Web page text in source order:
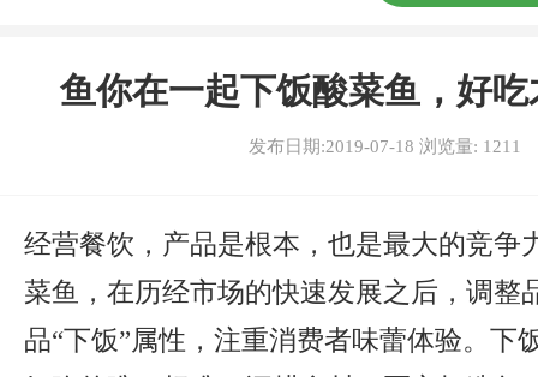
鱼你在一起下饭酸菜鱼，好
发布日期:2019-07-18 浏览量: 1211
经营餐饮，产品是根本，也是最大的竞争
菜鱼，在历经市场的快速发展之后，调整
品“下饭”属性，注重消费者味蕾体验。下